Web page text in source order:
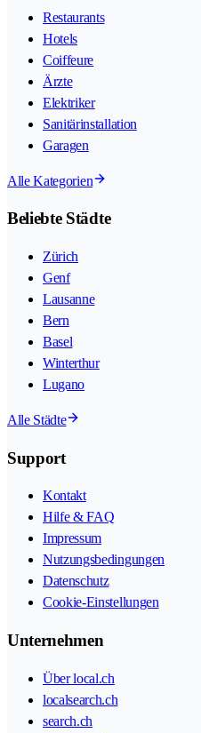
Restaurants
Hotels
Coiffeure
Ärzte
Elektriker
Sanitärinstallation
Garagen
Alle Kategorien
Beliebte Städte
Zürich
Genf
Lausanne
Bern
Basel
Winterthur
Lugano
Alle Städte
Support
Kontakt
Hilfe & FAQ
Impressum
Nutzungsbedingungen
Datenschutz
Cookie-Einstellungen
Unternehmen
Über local.ch
localsearch.ch
search.ch